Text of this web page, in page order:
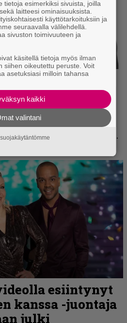
tietoja esimerkiksi sivuista, joilla
laitteesi ominaisuuksista.
käyttötarkoituksiin ja
seuraavalla välilehdellä.
sivuston toimivuuteen ja
käsitellä tietoja myös ilman
siihen oikeutettu peruste. Voit
asetuksiasi milloin tahansa
kaikki
valintani